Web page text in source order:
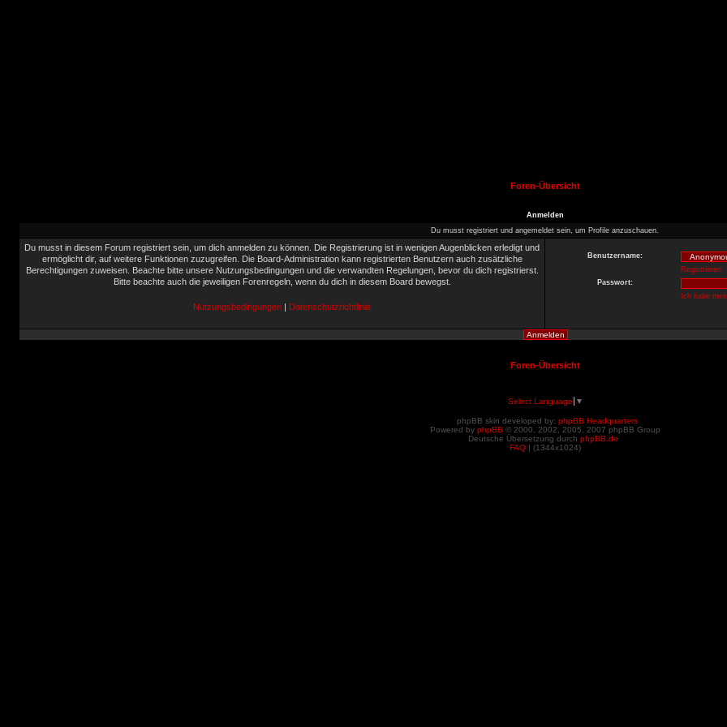
Foren-Übersicht
Anmelden
Du musst registriert und angemeldet sein, um Profile anzuschauen.
Du musst in diesem Forum registriert sein, um dich anmelden zu können. Die Registrierung ist in wenigen Augenblicken erledigt und
ermöglicht dir, auf weitere Funktionen zuzugreifen. Die Board-Administration kann registrierten Benutzern auch zusätzliche
Berechtigungen zuweisen. Beachte bitte unsere Nutzungsbedingungen und die verwandten Regelungen, bevor du dich registrierst.
Bitte beachte auch die jeweiligen Forenregeln, wenn du dich in diesem Board bewegst.
Nutzungsbedingungen | Datenschutzrichtlinie
Benutzername:
Registrieren
Passwort:
Ich habe
Foren-Übersicht
Select Language ▼
phpBB skin developed by: phpBB Headquarters
Powered by phpBB © 2000, 2002, 2005, 2007 phpBB Group
Deutsche Übersetzung durch phpBB.de
FAQ | (1344x1024)